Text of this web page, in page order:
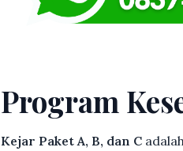
Program
Kejar Paket A, B, dan C